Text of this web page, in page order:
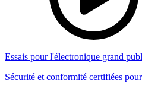
Essais pour l'électronique grand
Sécurité et conformité certifiées